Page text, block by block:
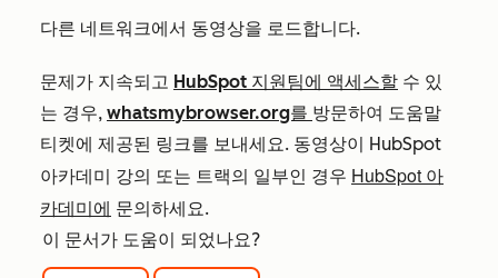
다른 네트워크에서 동영상을 로드합니다.
문제가 지속되고 HubSpot 지원팀에 액세스할 수 있
는 경우, whatsmybrowser.org를 방문하여 도움말
티켓에 제공된 링크를 보내세요. 동영상이 HubSpot
아카데미 강의 또는 트랙의 일부인 경우 HubSpot 아
카데미에 문의하세요.
이 문서가 도움이 되었나요?